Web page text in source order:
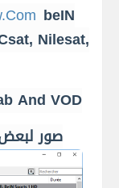
beIN
Nilesat,
And VOD
صور